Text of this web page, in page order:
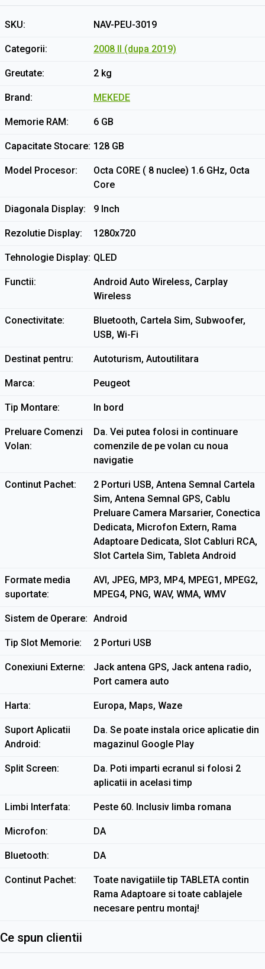
SKU NAV-PEU-3019
Categorii 2008 II (dupa 2019)
Greutate 2 kg
Brand MEKEDE
Memorie RAM 6 GB
Capacitate Stocare 128 GB
Model Procesor
Octa CORE ( 8 nuclee) 1.6 GHz, Octa
Core
Diagonala Display 9 Inch
Rezolutie Display 1280x720
Tehnologie Display QLED
Functii
Android Auto Wireless, Carplay
Wireless
Conectivitate
Bluetooth, Cartela Sim, Subwoofer,
USB, Wi-Fi
Destinat pentru Autoturism, Autoutilitara
Marca Peugeot
Tip Montare In bord
Preluare Comenzi
Volan
Da. Vei putea folosi in continuare
comenzile de pe volan cu noua
navigatie
Continut Pachet
2 Porturi USB, Antena Semnal Cartela
Sim, Antena Semnal GPS, Cablu
Preluare Camera Marsarier, Conectica
Dedicata, Microfon Extern, Rama
Adaptoare Dedicata, Slot Cabluri RCA,
Slot Cartela Sim, Tableta Android
Formate media
suportate
AVI, JPEG, MP3, MP4, MPEG1, MPEG2,
MPEG4, PNG, WAV, WMA, WMV
Sistem de Operare Android
Tip Slot Memorie 2 Porturi USB
Conexiuni Externe
Jack antena GPS, Jack antena radio,
Port camera auto
Harta Europa, Maps, Waze
Suport Aplicatii
Android
Da. Se poate instala orice aplicatie din
magazinul Google Play
Split Screen
Da. Poti imparti ecranul si folosi 2
aplicatii in acelasi timp
Limbi Interfata Peste 60. Inclusiv limba romana
Microfon DA
Bluetooth DA
Continut Pachet
Toate navigatiile tip TABLETA contin
Rama Adaptoare si toate cablajele
necesare pentru montaj!
Ce spun clientii